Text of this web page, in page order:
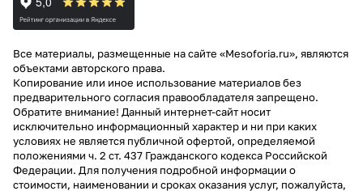
Все материалы, размещенные на сайте «Mesoforia.ru», являются
объектами авторского права.
Копирование или иное использование материалов без
предварительного согласия правообладателя запрещено.
Обратите внимание! Данный интернет-сайт носит
исключительно информационный характер и ни при каких
условиях не является публичной офертой, определяемой
положениями ч. 2 ст. 437 Гражданского кодекса Российской
Федерации. Для получения подробной информации о
стоимости, наименовании и сроках оказания услуг, пожалуйста,